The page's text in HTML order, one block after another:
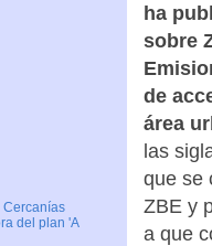
ha
sobre
de
área
las
que se
ZBE y
a que
Cercanías
del plan 'A